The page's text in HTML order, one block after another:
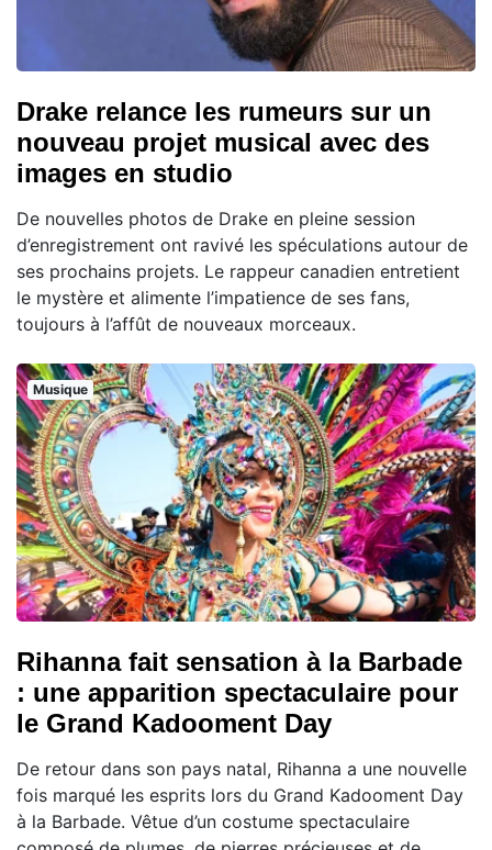
Drake relance les rumeurs sur un
nouveau projet musical avec des
images en studio
De nouvelles photos de Drake en pleine session
d’enregistrement ont ravivé les spéculations autour de
ses prochains projets. Le rappeur canadien entretient
le mystère et alimente l’impatience de ses fans,
toujours à l’affût de nouveaux morceaux.
Musique
Rihanna fait sensation à la Barbade
: une apparition spectaculaire pour
le Grand Kadooment Day
De retour dans son pays natal, Rihanna a une nouvelle
fois marqué les esprits lors du Grand Kadooment Day
à la Barbade. Vêtue d’un costume spectaculaire